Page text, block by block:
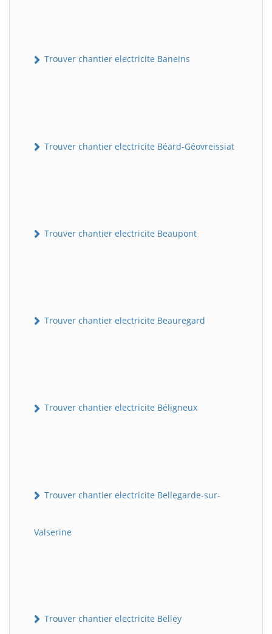
Trouver chantier electricite Baneins
Trouver chantier electricite Béard-Géovreissiat
Trouver chantier electricite Beaupont
Trouver chantier electricite Beauregard
Trouver chantier electricite Béligneux
Trouver chantier electricite Bellegarde-sur-
Valserine
Trouver chantier electricite Belley